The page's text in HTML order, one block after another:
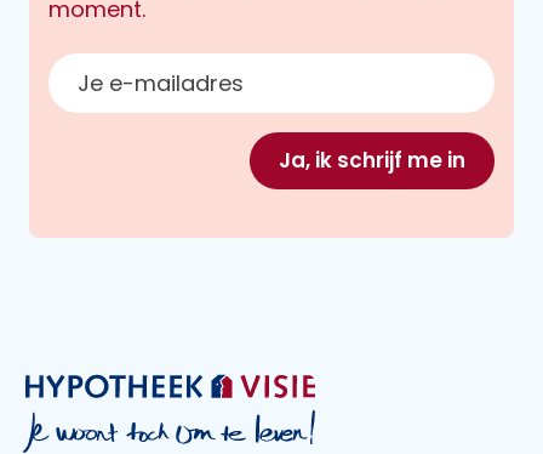
moment.
E-mailadres
Ja, ik schrijf me in